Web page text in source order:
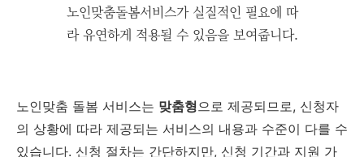
노인맞춤돌봄서비스가 실질적인 필요에 따
라 유연하게 적용될 수 있음을 보여줍니다.
노인맞춤 돌봄 서비스는 맞춤형으로 제공되므로, 신청자
의 상황에 따라 제공되는 서비스의 내용과 수준이 다를 수
있습니다. 신청 절차는 간단하지만, 신청 기간과 지원 가